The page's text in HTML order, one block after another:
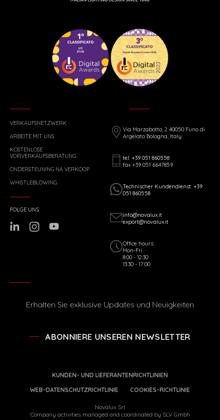
VERKAUFSNETZWERK
ARBEITE MIT UNS
KOSTENLOSE
VORVERKAUFSBERATUNG
ONDERSTEUNING NA VERKOOP
WHISTLEBLOWING
Via Marzabotto, 2 40050 Funo di
Argelato Bologna, Italy
tel: +39 051 860558
fax +39 051 6647859
Technischer Kundendienst: +39
051 860558
info@novalux.it
export@novalux.it
Office hours:
Mon-Fri
8:00 - 12:30
13:30 - 17:00
FOLGE UNS
Erhalten Sie exklusive Updates und Neuigkeiten
ABONNIERE UNSEREN NEWSLETTER
KUNDEN- UND LIEFERANTENRICHTLINIEN
WEB-DATENSCHUTZRICHTLINIE
COOKIES-RICHTLINIE
Novalux Srl
Company activities managed and coordinated by SLV Gmbh